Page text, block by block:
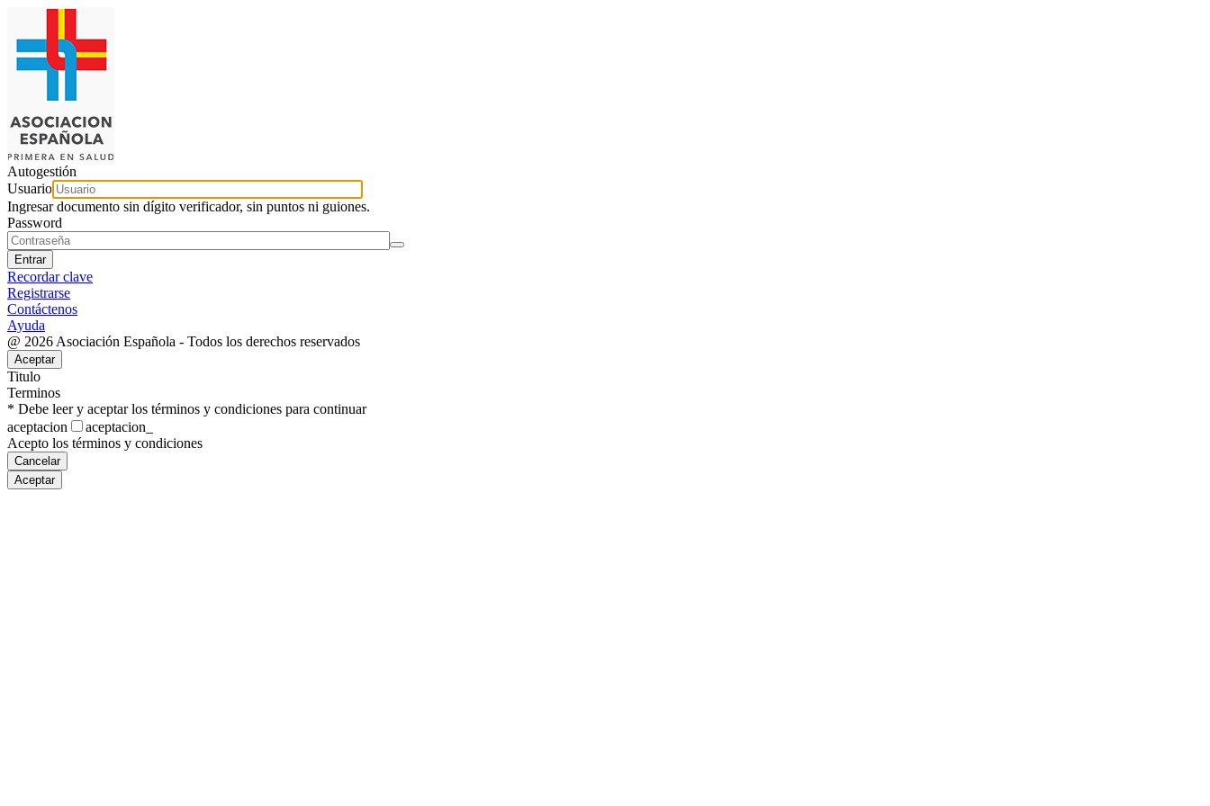
Autogestión
Usuario
Ingresar documento sin dígito verificador, sin puntos ni guiones.
Password
Recordar clave
Registrarse
Contáctenos
Ayuda
@ 2026 Asociación Española - Todos los derechos reservados
Titulo
Terminos
* Debe leer y aceptar los términos y condiciones para continuar
aceptacion
aceptacion_
Acepto los términos y condiciones